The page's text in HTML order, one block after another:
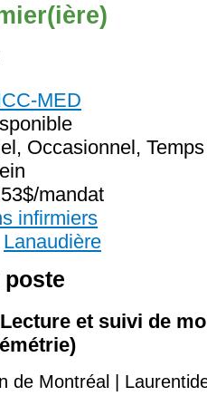
MED
Occasionnel, Temps
mandat
infirmiers
Lanaudière
poste
et suivi de
de Montréal |